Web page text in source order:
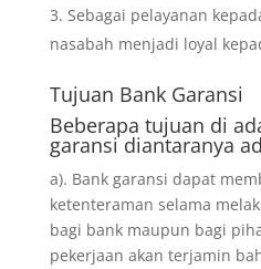
Sebagai pelayanan
nasabah menjadi loyal
Tujuan Bank Garansi
Beberapa tujuan di
garansi diantaranya
a). Bank garansi dapat
ketenteraman selama
bagi bank maupun bagi
pekerjaan akan terjamin